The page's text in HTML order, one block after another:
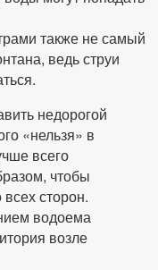
также не самый
ведь струи
недорогой
«нельзя» в
всего
чтобы
сторон.
водоема
возле